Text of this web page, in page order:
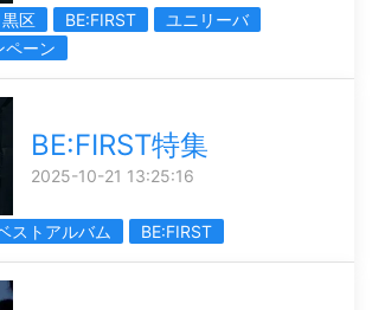
黒区 BE:FIRST
ユニリーバ
ペーン
BE:FIRST特集
2025-10-21 13:25:16
ストアルバム BE:FIRST